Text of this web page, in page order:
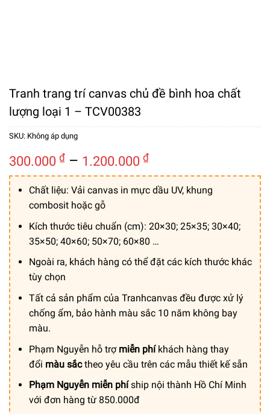
Tranh trang trí canvas chủ đề bình hoa chất
lượng loại 1 – TCV00383
SKU: Không áp dụng
300.000 ₫ – 1.200.000 ₫Khoảng
giá:
từ
đến
1.200.000 ₫
Chất liệu: Vải canvas in mực dầu UV, khung
combosit hoặc gỗ
Kích thước tiêu chuẩn (cm): 20×30; 25×35; 30×40;
35×50; 40×60; 50×70; 60×80 …
Ngoài ra, khách hàng có thể đặt các kích thước khác
tùy chọn
Tất cả sản phẩm của Tranhcanvas đều được xử lý
chống ẩm, bảo hành màu sắc 10 năm không bay
màu.
Phạm Nguyễn hỗ trợ miễn phíkhách hàng thay
đổi màu sắctheo yêu cầu trên các mẫu thiết kế sẵn
Phạm Nguyễn miễn phíship nội thành Hồ Chí Minh
với đơn hàng từ 850.000đ